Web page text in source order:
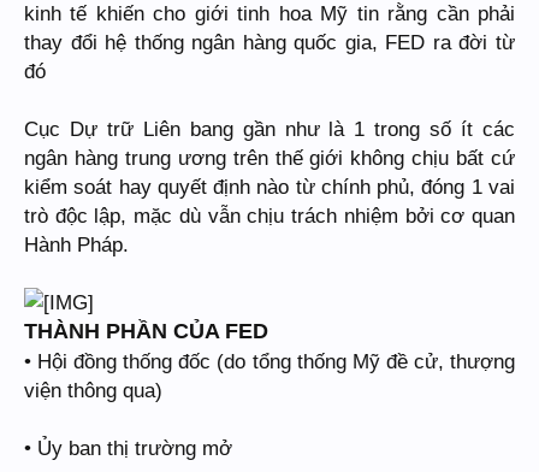
kinh tế khiến cho giới tinh hoa Mỹ tin rằng cần phải
thay đổi hệ thống ngân hàng quốc gia, FED ra đời từ
đó
Cục Dự trữ Liên bang gần như là 1 trong số ít các
ngân hàng trung ương trên thế giới không chịu bất cứ
kiểm soát hay quyết định nào từ chính phủ, đóng 1 vai
trò độc lập, mặc dù vẫn chịu trách nhiệm bởi cơ quan
Hành Pháp.
THÀNH PHẦN CỦA FED
• Hội đồng thống đốc (do tổng thống Mỹ đề cử, thượng
viện thông qua)
• Ủy ban thị trường mở